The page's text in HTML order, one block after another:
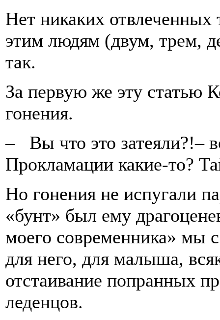
Нет никаких
этим людям (двум, трем,
так.
За первую же эту статью
гонения.
– Вы что это затеяли?!–
Прокламации какие-то?
Но гонения не испугали
«бунт» был ему
моего современника» мы
для него, для малыша,
отстаивание попранных
леденцов.